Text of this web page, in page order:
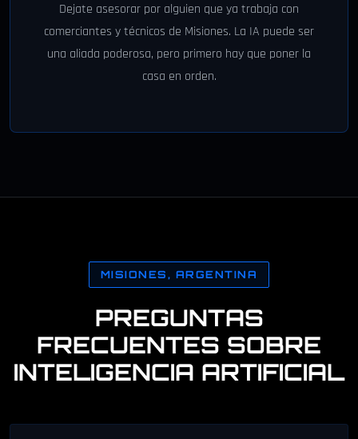
Dejate asesorar por alguien que ya trabaja con
comerciantes y técnicos de Misiones. La IA puede ser
una aliada poderosa, pero primero hay que poner la
casa en orden.
MISIONES, ARGENTINA
PREGUNTAS
FRECUENTES SOBRE
INTELIGENCIA ARTIFICIAL